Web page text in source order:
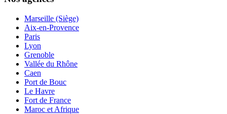
Marseille (Siège)
Aix-en-Provence
Paris
Lyon
Grenoble
Vallée du Rhône
Caen
Port de Bouc
Le Havre
Fort de France
Maroc et Afrique